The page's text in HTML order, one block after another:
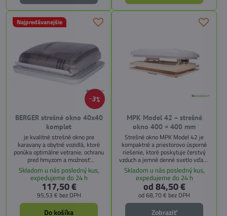
3%
Najpredávanejšie
BERGER strešné okno 40x40
komplet
je kvalitné strešné okno pre
karavany a obytné vozidlá, ktoré
ponúka optimálne vetranie, ochranu
pred hmyzom a možnosť
zatemnenia. Vďaka
transparentnému dymovému sklu
prepúšťa svetlo, no zároveň chráni
pred slnkom.
Skladom u nás posledný kus,
expedujeme do 24 h
117,50 €
95,53 € bez DPH
Do košíka
MPK Model 42 – strešné
okno 400 × 400 mm
Strešné okno MPK Model 42 je
kompaktné a priestorovo úsporné
riešenie, ktoré poskytuje čerstvý
vzduch a jemné denné svetlo vďaka
mliečnemu polypropylénovému
sklu. Sklopný rám s moskytiérou
chráni pred hmyzom a voliteľná
zatemňovacia roleta zabezpečí
pohodlný spánok.
Skladom u nás posledný kus,
expedujeme do 24 h
od 84,50 €
od 68,70 € bez DPH
Zobraziť